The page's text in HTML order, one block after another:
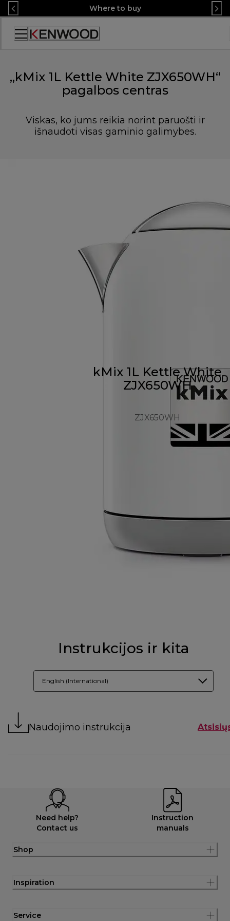
Skip
to
Content
Where to buy
Accessibility
„kMix 1L Kettle White ZJX650WH“
pagalbos centras
Viskas, ko jums reikia norint paruošti ir
išnaudoti visas gaminio galimybes.
kMix 1L Kettle White
ZJX650WH
ZJX650WH
Instrukcijos ir kita
English (International)
Naudojimo instrukcija
Need help?
Contact us
Instruction
manuals
Shop
Inspiration
Service